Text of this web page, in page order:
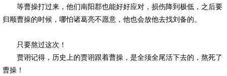
等曹操打过来，他们南阳郡也能好好应对，损伤降到极低，之后要
归顺曹操的时候，哪怕诸葛亮不愿意，他也会放他去找刘备的。
只要熬过这次！
贾诩记得，历史上的贾诩跟着曹操，是全须全尾活下去的，熬死了
曹操！